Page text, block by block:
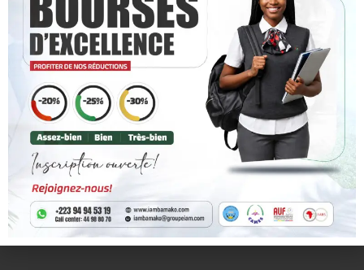
Développez pleinement votre potentiel et saisissez chaque
opportunité pour atteindre l’excellence et concrétiser vos
ambitions.
Accéder au site E-Learning